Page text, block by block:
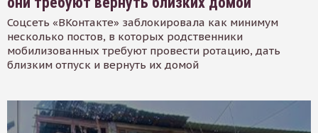
Соцсеть «ВКонтакте» заблокировала как минимум
несколько постов, в которых родственники
мобилизованных требуют провести ротацию, дать
близким отпуск и вернуть их домой